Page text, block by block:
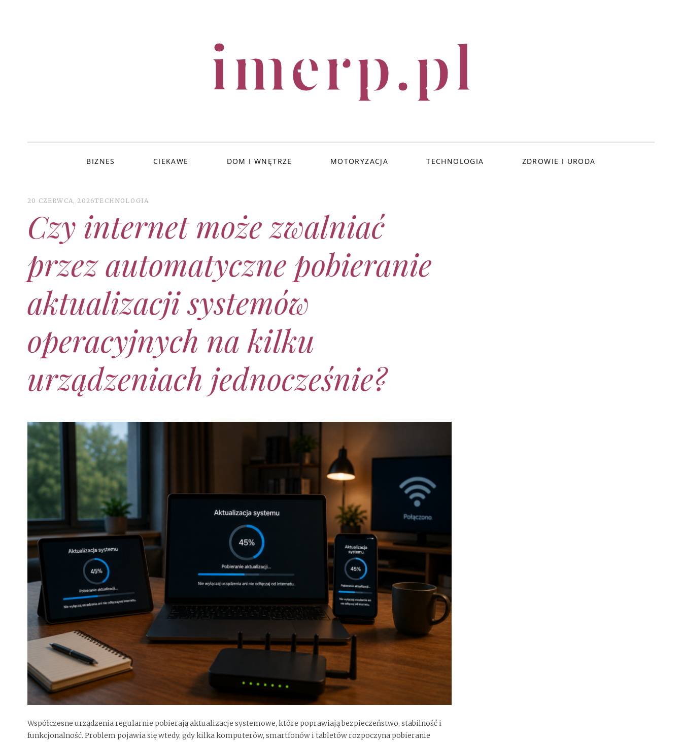
imerp.pl
BIZNES CIEKAWE DOM I WNĘTRZE MOTORYZACJA TECHNOLOGIA ZDROWIE I URODA
20 CZERWCA, 2026TECHNOLOGIA
Czy internet może zwalniać
przez automatyczne pobieranie
aktualizacji systemów
operacyjnych na kilku
urządzeniach jednocześnie?
Współczesne urządzenia regularnie pobierają aktualizacje systemowe, które poprawiają bezpieczeństwo, stabilność i
funkcjonalność. Problem pojawia się wtedy, gdy kilka komputerów, smartfonów i tabletów rozpoczyna pobieranie